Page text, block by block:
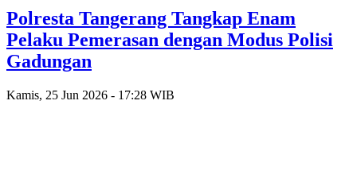
Polresta Tangerang Tangkap Enam
Pelaku Pemerasan dengan Modus Polisi
Gadungan
Kamis, 25 Jun 2026 - 17:28 WIB